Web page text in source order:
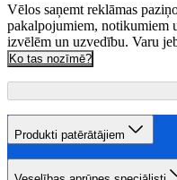
Vēlos saņemt reklāmas
pakalpojumiem, notikumiem
izvēlēm un uzvedību. Varu
Ko tas nozīmē?
Produkti patērātājiem